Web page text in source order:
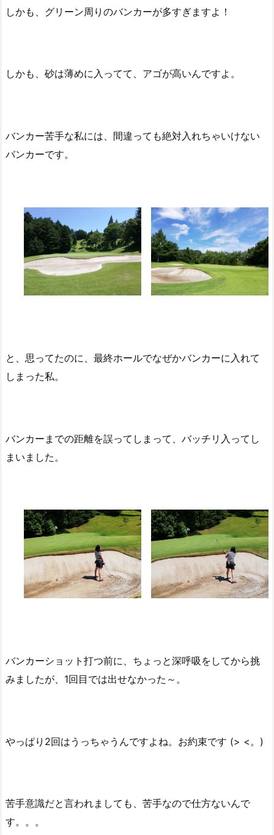
しかも、グリーン周りのバンカーが多すぎますよ！
しかも、砂は薄めに入ってて、アゴが高いんですよ。
バンカー苦手な私には、間違っても絶対入れちゃいけない
バンカーです。
と、思ってたのに、最終ホールでなぜかバンカーに入れて
しまった私。
バンカーまでの距離を誤ってしまって、バッチリ入ってし
まいました。
バンカーショット打つ前に、ちょっと深呼吸をしてから挑
みましたが、1回目では出せなかった～。
やっぱり2回はうっちゃうんですよね。お約束です (> <。)
苦手意識だと言われましても、苦手なので仕方ないんで
す。。。